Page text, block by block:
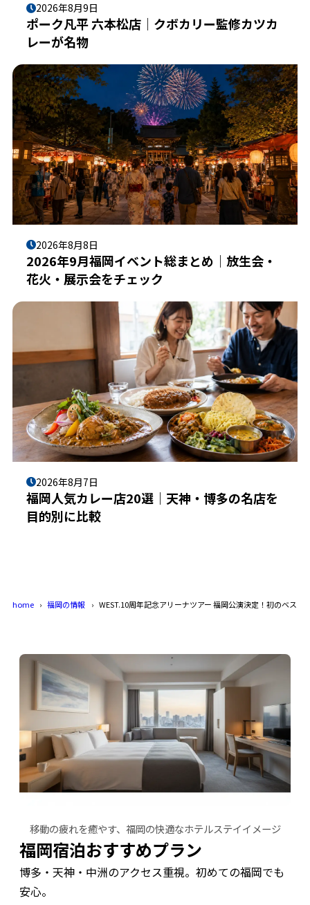
2026年8月9日
ポーク凡平 六本松店｜クボカリー監修カツカ
レーが名物
2026年8月8日
2026年9月福岡イベント総まとめ｜放生会・
花火・展示会をチェック
2026年8月7日
福岡人気カレー店20選｜天神・博多の名店を
目的別に比較
home 福岡の情報 WEST.10周年記念アリーナツアー 福岡公演決定！初のベスト
移動の疲れを癒やす、福岡の快適なホテルステイイメージ
福岡宿泊おすすめプラン
博多・天神・中洲のアクセス重視。初めての福岡でも
安心。